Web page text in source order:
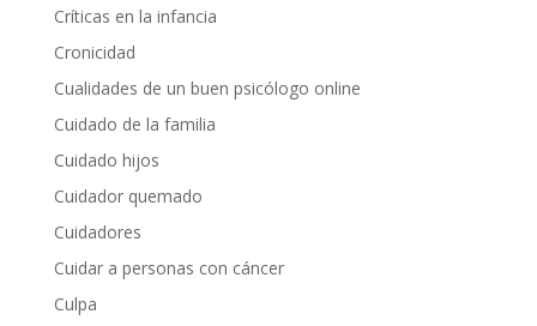
Críticas en la infancia
Cronicidad
Cualidades de un buen psicólogo online
Cuidado de la familia
Cuidado hijos
Cuidador quemado
Cuidadores
Cuidar a personas con cáncer
Culpa